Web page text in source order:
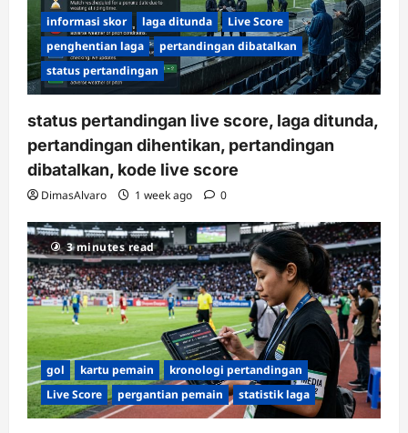
informasi skor laga ditunda
Live Score
penghentian laga
pertandingan dibatalkan
status pertandingan
status pertandingan live score, laga ditunda,
pertandingan dihentikan, pertandingan
dibatalkan, kode live score
DimasAlvaro 1 week ago 0
3 minutes read
gol kartu pemain
kronologi pertandingan
Live Score
pergantian pemain statistik laga